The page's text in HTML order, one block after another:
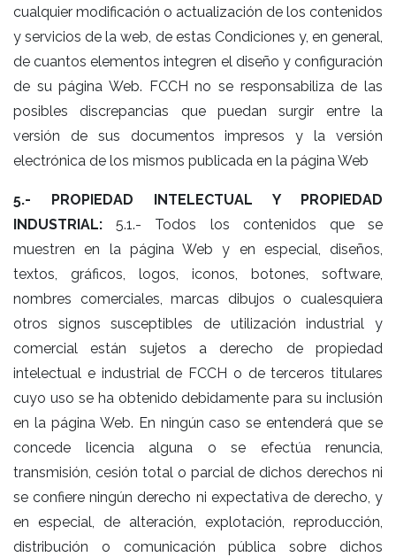
cualquier modificación o actualización de los contenidos
y servicios de la web, de estas Condiciones y, en general,
de cuantos elementos integren el diseño y configuración
de su página Web. FCCH no se responsabiliza de las
posibles discrepancias que puedan surgir entre la
versión de sus documentos impresos y la versión
electrónica de los mismos publicada en la página Web
5.- PROPIEDAD INTELECTUAL Y PROPIEDAD
INDUSTRIAL: 5.1.- Todos los contenidos que se
muestren en la página Web y en especial, diseños,
textos, gráficos, logos, iconos, botones, software,
nombres comerciales, marcas dibujos o cualesquiera
otros signos susceptibles de utilización industrial y
comercial están sujetos a derecho de propiedad
intelectual e industrial de FCCH o de terceros titulares
cuyo uso se ha obtenido debidamente para su inclusión
en la página Web. En ningún caso se entenderá que se
concede licencia alguna o se efectúa renuncia,
transmisión, cesión total o parcial de dichos derechos ni
se confiere ningún derecho ni expectativa de derecho, y
en especial, de alteración, explotación, reproducción,
distribución o comunicación pública sobre dichos